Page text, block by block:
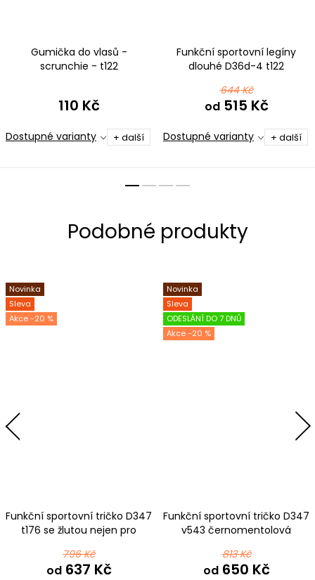
Gumička do vlasů -
scrunchie - t122
110 Kč
Dostupné varianty + další
Funkční sportovní legíny
dlouhé D36d-4 t122
644 Kč
od515 Kč
Dostupné varianty + další
Novinka
Sleva
-20 %
Funkční sportovní tričko D347
t176 se žlutou nejen pro
796 Kč
od637 Kč
Novinka
Sleva
ODESLÁNÍ DO 7 DNŮ
-20 %
Funkční sportovní tričko D347
v543 černomentolová
813 Kč
od650 Kč